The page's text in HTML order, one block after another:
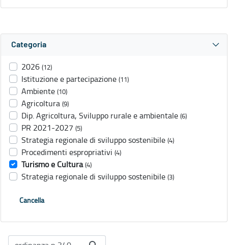
Categoria
2026 (12)
Istituzione e partecipazione (11)
Ambiente (10)
Agricoltura (9)
Dip. Agricoltura, Sviluppo rurale e ambientale (6)
PR 2021-2027 (5)
Strategia regionale di sviluppo sostenibile (4)
Procedimenti espropriativi (4)
Turismo e Cultura (4)
Strategia regionale di sviluppo sostenibile (3)
Cancella